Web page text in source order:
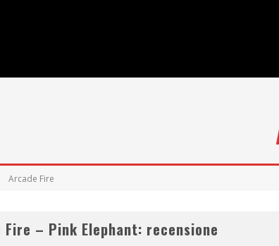
Arcade Fire
Fire – Pink Elephant: recensione